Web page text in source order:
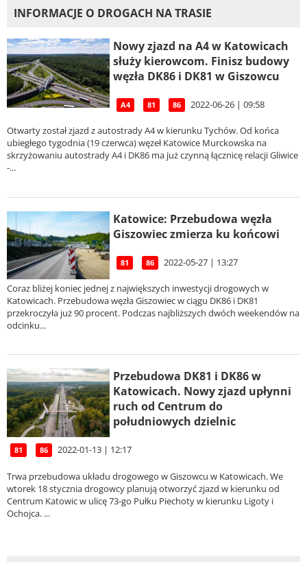
INFORMACJE O DROGACH NA TRASIE
Nowy zjazd na A4 w Katowicach
służy kierowcom. Finisz budowy
węzła DK86 i DK81 w Giszowcu
A4 81 86 2022-06-26 | 09:58
Otwarty został zjazd z autostrady A4 w kierunku Tychów. Od końca
ubiegłego tygodnia (19 czerwca) węzeł Katowice Murckowska na
skrzyżowaniu autostrady A4 i DK86 ma już czynną łącznicę relacji Gliwice
-...
Katowice: Przebudowa węzła
Giszowiec zmierza ku końcowi
81 86 2022-05-27 | 13:27
Coraz bliżej koniec jednej z największych inwestycji drogowych w
Katowicach. Przebudowa węzła Giszowiec w ciągu DK86 i DK81
przekroczyła już 90 procent. Podczas najbliższych dwóch weekendów na
odcinku...
Przebudowa DK81 i DK86 w
Katowicach. Nowy zjazd upłynni
ruch od Centrum do
południowych dzielnic
81 86 2022-01-13 | 12:17
Trwa przebudowa układu drogowego w Giszowcu w Katowicach. We
wtorek 18 stycznia drogowcy planują otworzyć zjazd w kierunku od
Centrum Katowic w ulicę 73-go Pułku Piechoty w kierunku Ligoty i
Ochojca. ...